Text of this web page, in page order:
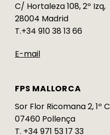
C/ Hortaleza 108, 2º Izq,
28004 Madrid
T.+34 910 38 13 66
E-mail
FPS MALLORCA
Sor Flor Ricomana 2, 1º C
07460 Pollença
T. +34 971 53 17 33